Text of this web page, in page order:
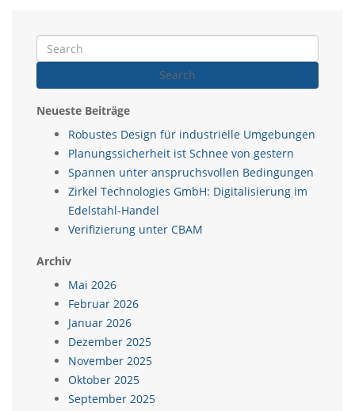
Search
Neueste Beiträge
Robustes Design für industrielle Umgebungen
Planungssicherheit ist Schnee von gestern
Spannen unter anspruchsvollen Bedingungen
Zirkel Technologies GmbH: Digitalisierung im
Edelstahl-Handel
Verifizierung unter CBAM
Archiv
Mai 2026
Februar 2026
Januar 2026
Dezember 2025
November 2025
Oktober 2025
September 2025